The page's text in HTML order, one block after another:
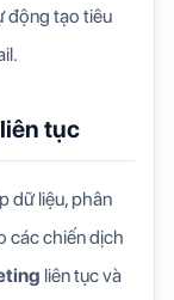
động tạo tiêu
tục
dữ liệu, phân
các chiến dịch
liên tục và